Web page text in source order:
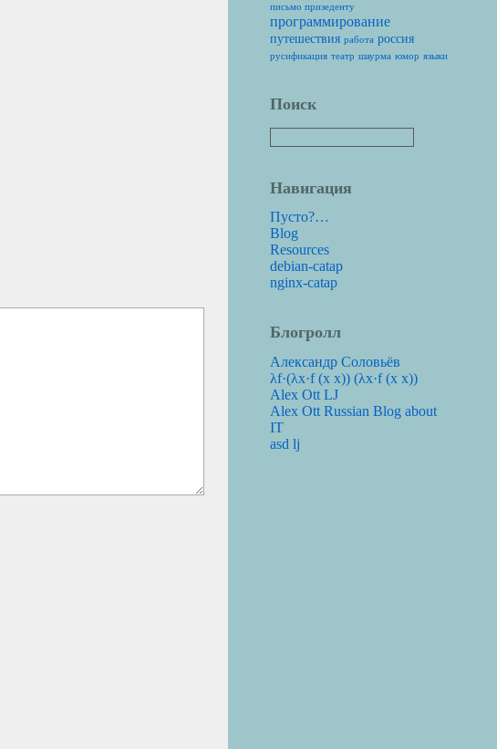
письмо призеденту
программирование
путешествия работа россия
русификация театр шаурма юмор языки
Поиск
Навигация
Пусто?…
Blog
Resources
debian-catap
nginx-catap
Блогролл
Александр Соловьёв
λf·(λx·f (x x)) (λx·f (x x))
Alex Ott LJ
Alex Ott Russian Blog about
IT
asd lj